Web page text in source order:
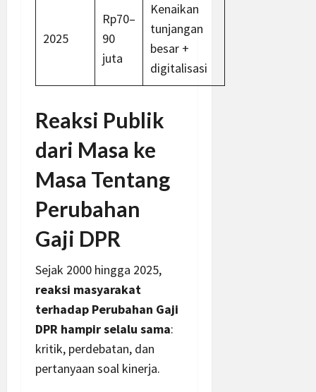
2025
Rp70–
90
juta
Kenaikan
tunjangan
besar +
digitalisasi
Reaksi Publik
dari Masa ke
Masa Tentang
Perubahan
Gaji DPR
Sejak 2000 hingga 2025,
reaksi masyarakat
terhadap Perubahan Gaji
DPR hampir selalu sama:
kritik, perdebatan, dan
pertanyaan soal kinerja.